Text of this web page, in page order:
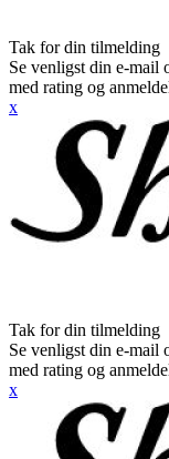
Tak for din tilmelding
Se venligst din e-mail
med rating og
x
Tak for din tilmelding
Se venligst din e-mail
med rating og
x